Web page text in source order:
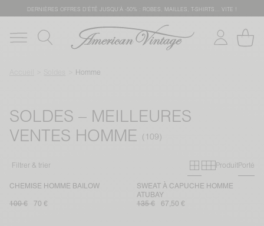
DERNIÈRES OFFRES D'ÉTÊ JUSQU'À -50% : ROBES, MAILLES, T-SHIRTS... VITE !
Homme
SOLDES – MEILLEURES
VENTES HOMME
Filtrer & trier Grille
Grille
ProduitPorté
CHEMISE HOMME BAILOW
100 € 70 €
SWEAT À CAPUCHE HOMME
ATUBAY
135 €
67,50 €